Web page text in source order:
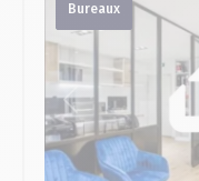
Bureaux